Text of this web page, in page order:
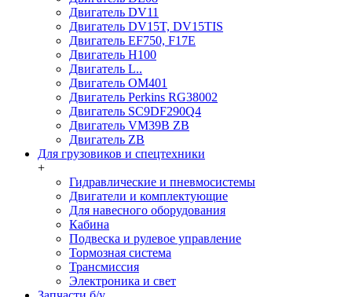
Двигатель DV11
Двигатель DV15T, DV15TIS
Двигатель EF750, F17E
Двигатель H100
Двигатель L..
Двигатель OM401
Двигатель Perkins RG38002
Двигатель SC9DF290Q4
Двигатель VM39B ZB
Двигатель ZB
Для грузовиков и спецтехники
+
Гидравлические и пневмосистемы
Двигатели и комплектующие
Для навесного оборудования
Кабина
Подвеска и рулевое управление
Тормозная система
Трансмиссия
Электроника и свет